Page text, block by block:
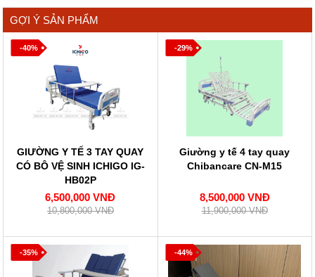
GỢI Ý SẢN PHẨM
-40%
GIƯỜNG Y TẾ 3 TAY QUAY
CÓ BÔ VỆ SINH ICHIGO IG-
HB02P
6,500,000 VNĐ
10,800,000 VNĐ
-29%
Giường y tế 4 tay quay
Chibancare CN-M15
8,500,000 VNĐ
11,900,000 VNĐ
-35% -44%